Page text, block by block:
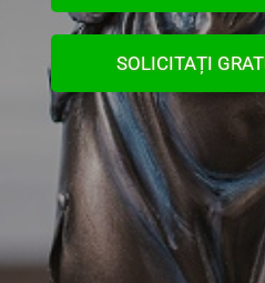
SOLICITAȚI